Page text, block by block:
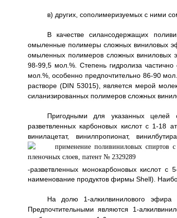
в) других, сополимеризуемых с ними
В качестве силансодержащих
омыленные полимеры сложных виниловых
омыленных полимеров сложных виниловых
98-99,5 мол.%. Степень гидролиза
мол.%, особенно предпочтительно 86-90
растворе (DIN 53015), является мерой
силанизированных полимеров сложных
Пригодными для указанных целей
разветвленных карбоновых кислот с 1-18
винилацетат, винилпропионат,
-разветвленных монокарбоновых кислот с
наименование продуктов фирмы Shell).
На долю 1-алкилвинилового
Предпочтительными являются 1-